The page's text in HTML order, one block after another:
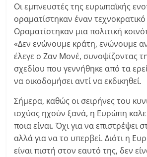
Οι εμπνευστές της ευρωπαϊκής
οραματίστηκαν έναν
Οραματίστηκαν μια πολιτική
«Δεν ενώνουμε κράτη, ενώνουμε
έλεγε ο Ζαν Μονέ, συνοψίζοντας
σχεδίου που γεννήθηκε από τα
να οικοδομήσει αντί να εκδικηθεί.
Σήμερα, καθώς οι σειρήνες του
ισχύος ηχούν ξανά, η Ευρώπη
ποια είναι. Όχι για να επιστρέψει
αλλά για να το υπερβεί. Διότι η
είναι πιστή στον εαυτό της, δεν